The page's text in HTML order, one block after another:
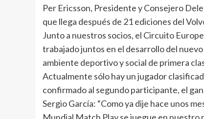
Per Ericsson, Presidente y Consejero
que llega después de 21 ediciones del
Junto a nuestros socios, el Circuito
trabajado juntos en el desarrollo del
ambiente deportivo y social de primera
Actualmente sólo hay un jugador
confirmado al segundo participante, el
Sergio García: “Como ya dije hace unos